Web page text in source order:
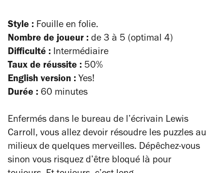
Style : Fouille en folie.
Nombre de joueur : de 3 à 5 (optimal 4)
Difficulté : Intermédiaire
Taux de réussite : 50%
English version : Yes!
Durée : 60 minutes
Enfermés dans le bureau de l’écrivain Lewis
Carroll, vous allez devoir résoudre les puzzles au
milieux de quelques merveilles. Dépêchez-vous
sinon vous risquez d’être bloqué là pour